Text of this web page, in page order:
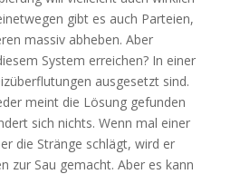
gibt es auch Parteien,
massiv abheben. Aber
System erreichen? In einer
ausgesetzt sind.
meint die Lösung gefunden
sich nichts. Wenn mal einer
die Stränge schlägt, wird er
zur Sau gemacht. Aber es kann